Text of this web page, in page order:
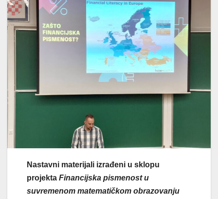
Nastavni materijali izrađeni u sklopu
projekta Financijska pismenost u
suvremenom matematičkom obrazovanju